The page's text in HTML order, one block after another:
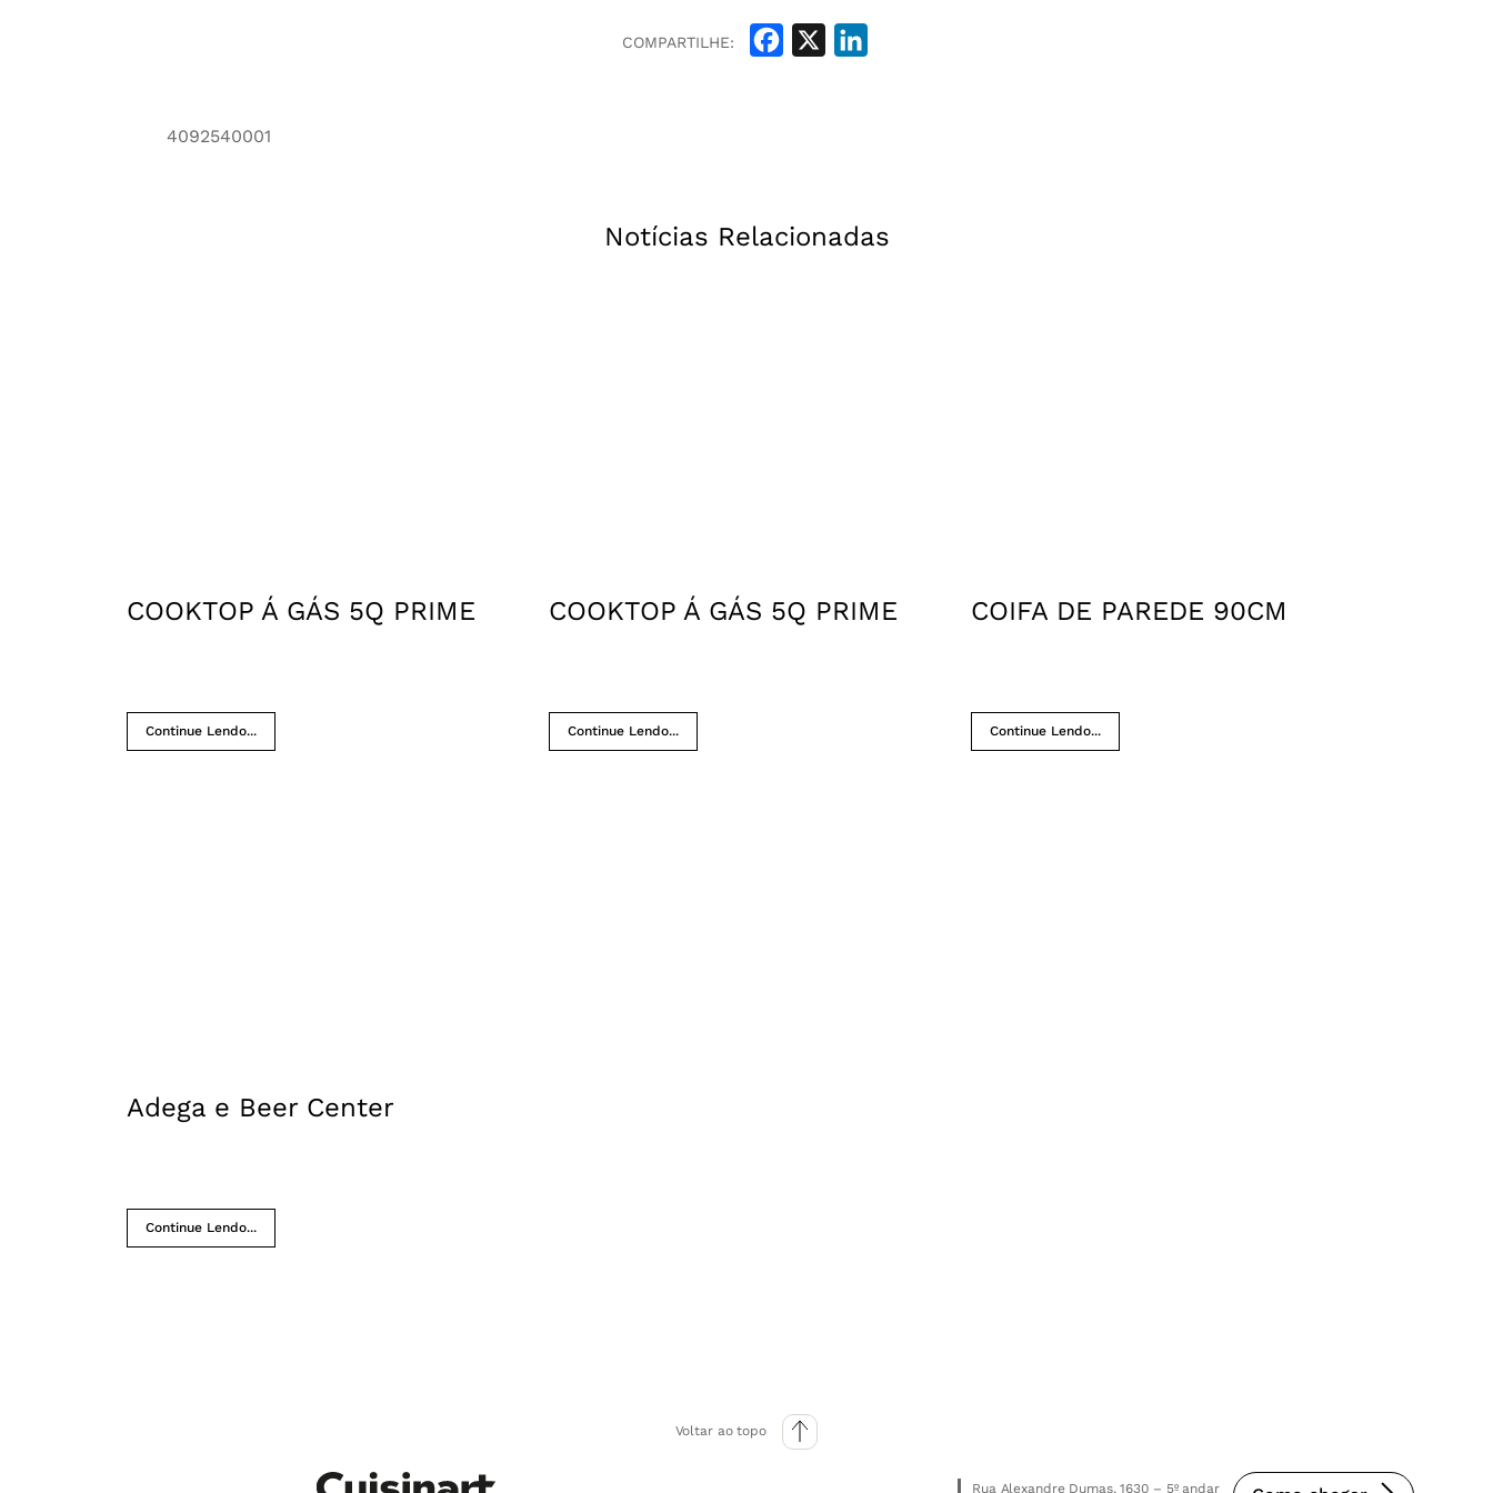
COMPARTILHE: Facebook
4092540001
Notícias Relacionadas
COOKTOP Á GÁS 5Q PRIME
Continue Lendo...
COOKTOP Á GÁS 5Q PRIME
Continue Lendo...
COIFA DE PAREDE 90CM
Continue Lendo...
Adega e Beer Center
Continue Lendo...
Voltar ao topo
Rua Alexandre Dumas, 1630 – 5º andar